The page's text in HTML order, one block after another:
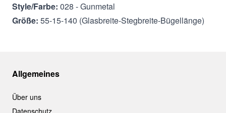
Style/Farbe: 028 - Gunmetal
Größe: 55-15-140 (Glasbreite-Stegbreite-Bügellänge)
Allgemeines
Über uns
Datenschutz